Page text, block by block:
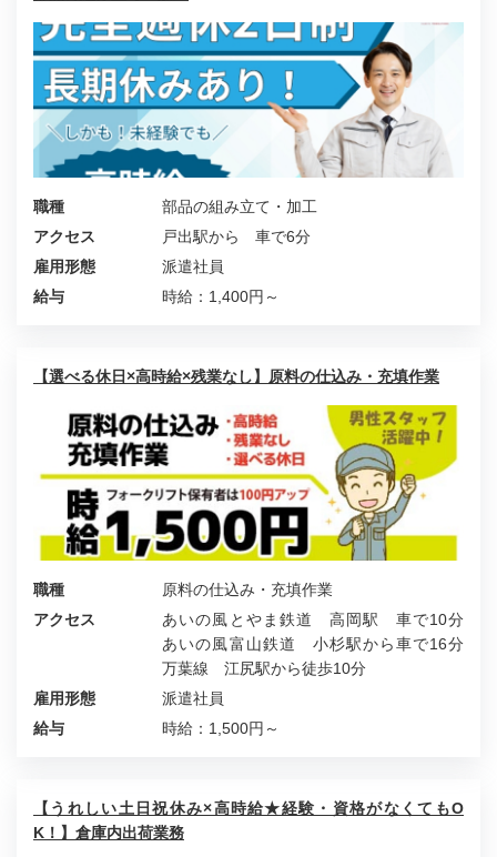
職種
部品の組み立て・加工
アクセス
戸出駅から 車で6分
雇用形態
派遣社員
給与
時給：1,400円～
【選べる休日×高時給×残業なし】原料の仕込み・充填作業
職種
原料の仕込み・充填作業
アクセス
あいの風とやま鉄道 高岡駅 車で10分
あいの風富山鉄道 小杉駅から車で16分
万葉線 江尻駅から徒歩10分
雇用形態
派遣社員
給与
時給：1,500円～
【うれしい土日祝休み×高時給★経験・資格がなくてもO
K！】倉庫内出荷業務